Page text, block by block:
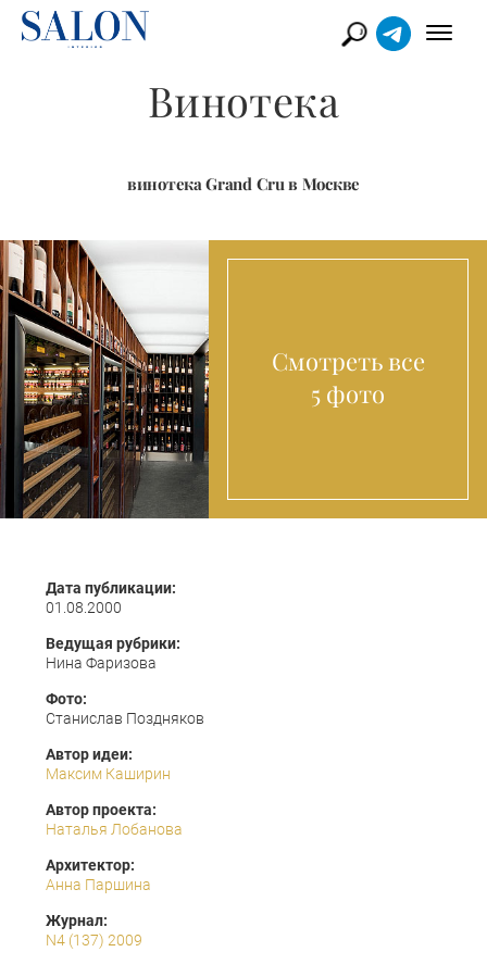
Винотека
винотека Grand Cru в Москве
Смотреть все
5 фото
Дата публикации:
01.08.2000
Ведущая рубрики:
Нина Фаризова
Фото:
Станислав Поздняков
Автор идеи:
Максим Каширин
Автор проекта:
Наталья Лобанова
Архитектор:
Анна Паршина
Журнал:
N4 (137) 2009